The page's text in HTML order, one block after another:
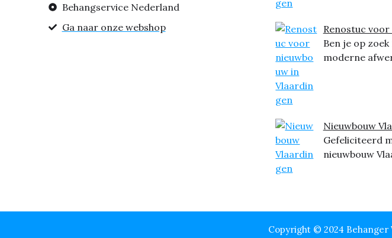
Behangservice Nederland
Ga naar onze webshop
Renostuc
Ben je op
moderne
Nieuwbouw
Gefeliciteerd
nieuwbouw
Copyright © 2024 Behanger